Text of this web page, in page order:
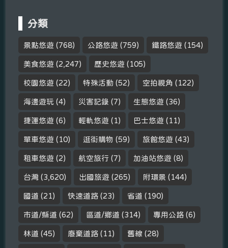
分類
景點悠遊 (768) 公路悠遊 (759) 鐵路悠遊 (154)
美食悠遊 (2,247) 歷史悠遊 (105)
校園悠遊 (22) 特殊活動 (52) 空拍視角 (122)
海邊遊玩 (4) 災害記錄 (7) 生態悠遊 (36)
捷運悠遊 (6) 輕軌悠遊 (1) 巴士悠遊 (11)
單車悠遊 (10) 逛街購物 (59) 旅館悠遊 (43)
租車悠遊 (2) 航空旅行 (7) 加油站悠遊 (8)
台灣 (3,620) 出國旅遊 (265) 附環景 (144)
國道 (21) 快速道路 (23) 省道 (190)
市道/縣道 (62) 區道/鄉道 (314) 專用公路 (6)
林道 (45) 廢棄道路 (11) 舊線 (28)